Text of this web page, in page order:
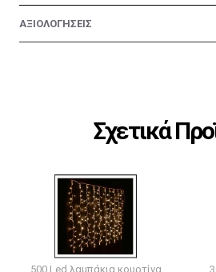
ΑΞΙΟΛΟΓΗΣΕΙΣ
Σχετικά
500 Led λαμπάκια κουρτίνα